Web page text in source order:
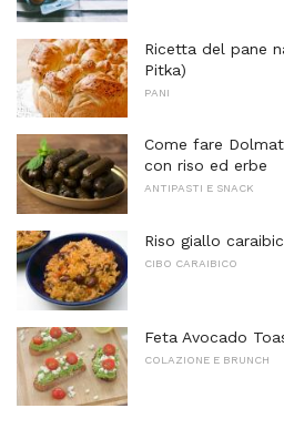
Ricetta del pane
Pitka)
PANI
Come fare
con riso ed erbe
ANTIPASTI E SNACK
Riso giallo
CIBO CARAIBICO
Feta Avocado
COLAZIONE E BRUNCH